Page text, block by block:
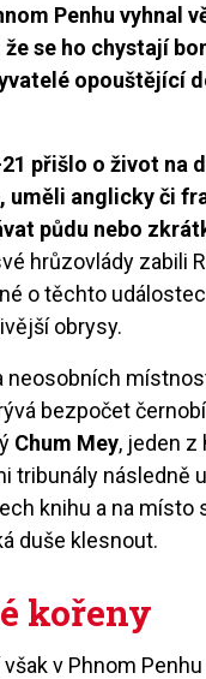
Penhu vyhnal
se ho chystají
opouštějící
přišlo o život
uměli anglicky či
půdu nebo
hrůzovlády zabili
o těchto
obrysy.
neosobních
bezpočet
Chum Mey, jeden z
tribunály následně
knihu a na místo
duše klesnout.
kořeny
v Phnom